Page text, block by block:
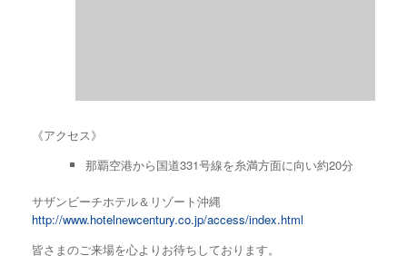
《アクセス》
那覇空港から国道331号線を糸満方面に向い約20分
サザンビーチホテル＆リゾート沖縄
http://www.hotelnewcentury.co.jp/access/index.html
皆さまのご来場を心よりお待ちしております。